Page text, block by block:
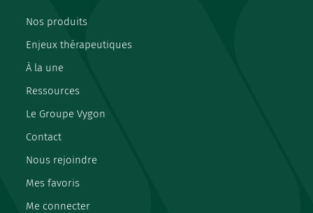
Nos produits
Enjeux thérapeutiques
À la une
Ressources
Le Groupe Vygon
Contact
Nous rejoindre
Mes favoris
Me connecter